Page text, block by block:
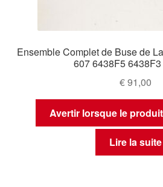
Ensemble Complet de Buse de
607 6438F5
€91,00
Avertir lorsque le
Lire la suite